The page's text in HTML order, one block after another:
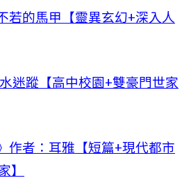
若的馬甲【靈異玄幻+深入人
迷蹤【高中校園+雙豪門世家
作者：耳雅【短篇+現代都市
】